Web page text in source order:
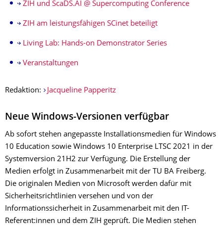
ZIH und ScaDS.AI @ Supercomputing Conference
ZIH am leistungsfähigen SCinet beteiligt
Living Lab: Hands-on Demonstrator Series
Veranstaltungen
Redaktion: Jacqueline Papperitz
Neue Windows-Versionen verfügbar
Ab sofort stehen angepasste Installationsmedien für Windows
10 Education sowie Windows 10 Enterprise LTSC 2021 in der
Systemversion 21H2 zur Verfügung. Die Erstellung der
Medien erfolgt in Zusammenarbeit mit der TU BA Freiberg.
Die originalen Medien von Microsoft werden dafür mit
Sicherheitsrichtlinien versehen und von der
Informationssicherheit in Zusammenarbeit mit den IT-
Referent:innen und dem ZIH geprüft. Die Medien stehen